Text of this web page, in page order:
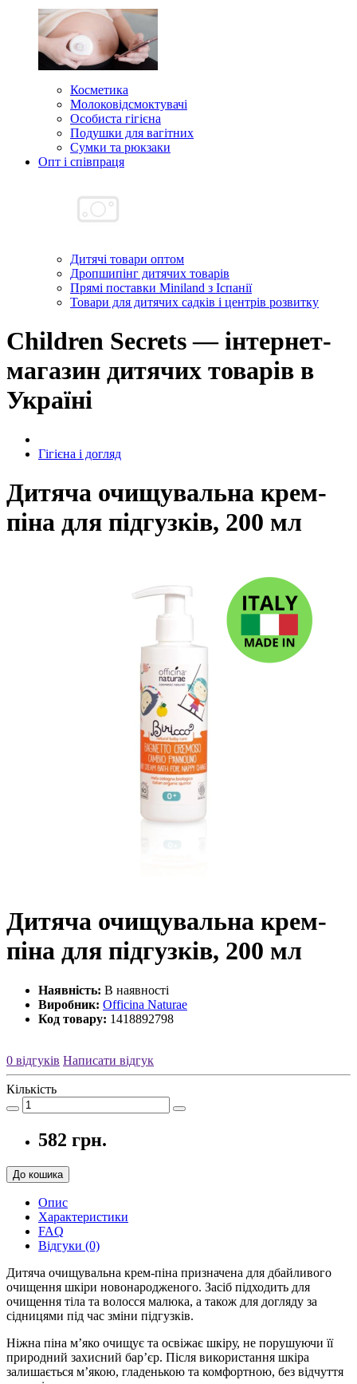
Косметика
Молоковідсмоктувачі
Особиста гігієна
Подушки для вагітних
Сумки та рюкзаки
Опт і співпраця
Дитячі товари оптом
Дропшипінг дитячих товарів
Прямі поставки Miniland з Іспанії
Товари для дитячих садків і центрів розвитку
Children Secrets — інтернет-
магазин дитячих товарів в
Україні
Гігієна і догляд
Дитяча очищувальна крем-
піна для підгузків, 200 мл
Дитяча очищувальна крем-
піна для підгузків, 200 мл
Наявність: В наявності
Виробник: Officina Naturae
Код товару: 1418892798
0 відгуків Написати відгук
Кількість
582 грн.
До кошика
Опис
Характеристики
FAQ
Відгуки (0)
Дитяча очищувальна крем-піна призначена для дбайливого
очищення шкіри новонародженого. Засіб підходить для
очищення тіла та волосся малюка, а також для догляду за
сідницями під час зміни підгузків.
Ніжна піна м’яко очищує та освіжає шкіру, не порушуючи її
природний захисний бар’єр. Після використання шкіра
залишається м’якою, гладенькою та комфортною, без відчуття